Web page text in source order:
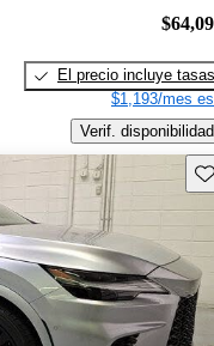
El precio incluye tasas
$1,193/mes
Verif. disponibilidad